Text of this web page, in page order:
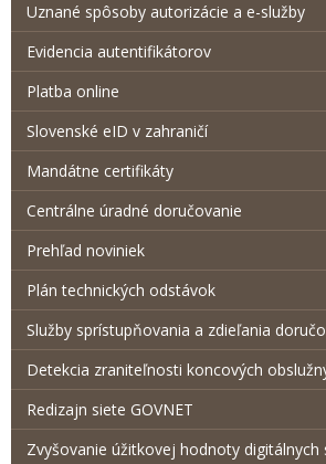
Uznané spôsoby autorizácie a e-služby
Evidencia autentifikátorov
Platba online
Slovenské eID v zahraničí
Mandátne certifikáty
Centrálne úradné doručovanie
Prehľad noviniek
Plán technických odstávok
Služby sprístupňovania a zdieľania
Detekcia zraniteľnosti koncových
Redizajn siete GOVNET
Zvyšovanie úžitkovej hodnoty digitálnych